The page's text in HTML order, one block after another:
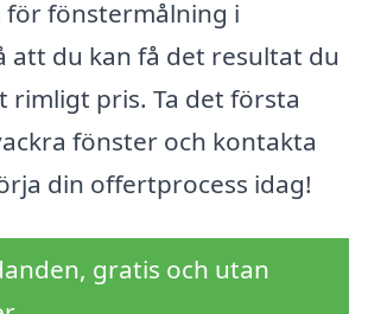
fönstermålning i
att du kan få det resultat du
rimligt pris. Ta det första
fönster och kontakta
din offertprocess idag!
gratis och utan